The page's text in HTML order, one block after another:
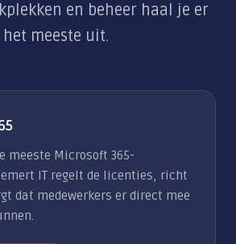
en beheer haal je er
het meeste uit.
meeste Microsoft 365-
IT regelt de licenties, richt
dat medewerkers er direct mee